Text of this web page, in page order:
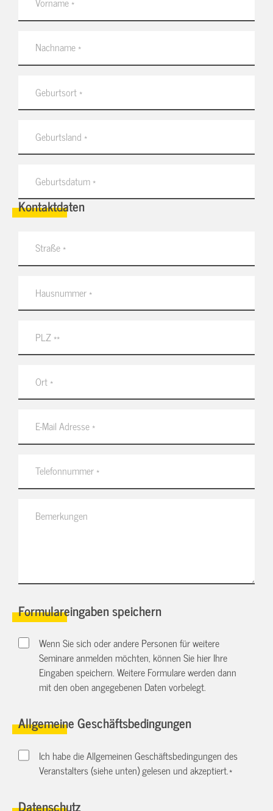
Kontaktdaten
Formulareingaben speichern
Wenn Sie sich oder andere Personen für weitere
Seminare anmelden möchten, können Sie hier Ihre
Eingaben speichern. Weitere Formulare werden dann
mit den oben angegebenen Daten vorbelegt.
Allgemeine Geschäftsbedingungen
Ich habe die Allgemeinen Geschäftsbedingungen des
Veranstalters (siehe unten) gelesen und akzeptiert.*
Datenschutz